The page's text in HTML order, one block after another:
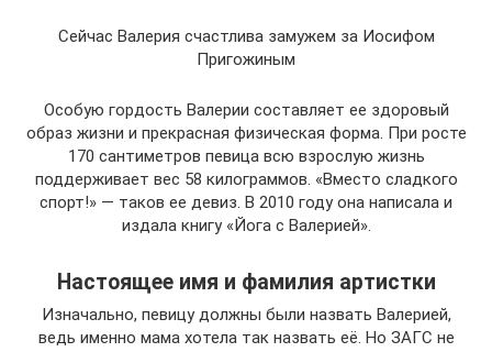
Сейчас Валерия счастлива замужем за Иосифом
Пригожиным
Особую гордость Валерии составляет ее здоровый
образ жизни и прекрасная физическая форма. При росте
170 сантиметров певица всю взрослую жизнь
поддерживает вес 58 килограммов. «Вместо сладкого
спорт!» — таков ее девиз. В 2010 году она написала и
издала книгу «Йога с Валерией».
Настоящее имя и фамилия артистки
Изначально, певицу должны были назвать Валерией,
ведь именно мама хотела так назвать её. Но ЗАГС не